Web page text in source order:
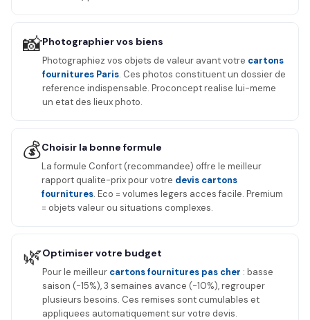
📸Photographier vos biens
Photographiez vos objets de valeur avant votre cartons
fournitures Paris. Ces photos constituent un dossier de
reference indispensable. Proconcept realise lui-meme
un etat des lieux photo.
💰Choisir la bonne formule
La formule Confort (recommandee) offre le meilleur
rapport qualite-prix pour votre devis cartons
fournitures. Eco = volumes legers acces facile. Premium
= objets valeur ou situations complexes.
🌿Optimiser votre budget
Pour le meilleur cartons fournitures pas cher : basse
saison (-15%), 3 semaines avance (-10%), regrouper
plusieurs besoins. Ces remises sont cumulables et
appliquees automatiquement sur votre devis.